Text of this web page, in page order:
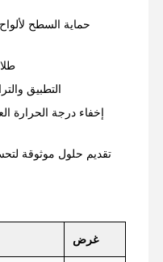
التطبيق
إخفاء درجة الحرارة
تقديم حلول موثوقة
غرض